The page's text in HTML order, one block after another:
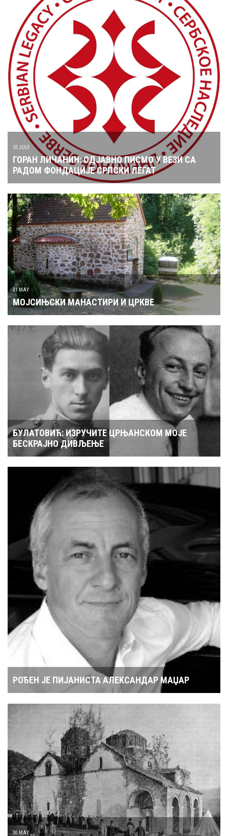
ГОРАН ЛИЧАНИН: ОДЈАВНО ПИСМО У ВЕЗИ СА
РАДОМ ФОНДАЦИЈЕ СРПСКИ ЛЕГАТ
31 MAY
МОЈСИЊСКИ МАНАСТИРИ И ЦРКВЕ
БУЛАТОВИЋ: ИЗРУЧИТЕ ЦРЊАНСКОМ МОЈЕ
БЕСКРАЈНО ДИВЉЕЊЕ
РОЂЕН ЈЕ ПИЈАНИСТА АЛЕКСАНДАР МАЏАР
30 MAY